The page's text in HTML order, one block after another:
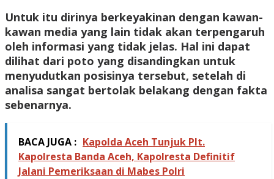
Untuk itu dirinya berkeyakinan dengan kawan-
kawan media yang lain tidak akan terpengaruh
oleh informasi yang tidak jelas. Hal ini dapat
dilihat dari poto yang disandingkan untuk
menyudutkan posisinya tersebut, setelah di
analisa sangat bertolak belakang dengan fakta
sebenarnya.
BACA JUGA : Kapolda Aceh Tunjuk Plt.
Kapolresta Banda Aceh, Kapolresta Definitif
Jalani Pemeriksaan di Mabes Polri